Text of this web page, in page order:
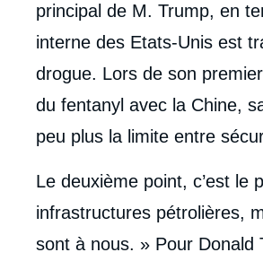
principal de M. Trump, en
interne des Etats-Unis est
drogue. Lors de son
du fentanyl avec la Chine,
peu plus la limite entre
Le deuxième point, c’est le
infrastructures pétrolières,
sont à nous. » Pour Donald